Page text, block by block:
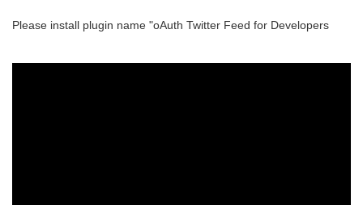
Please install plugin name "oAuth Twitter Feed for Developers